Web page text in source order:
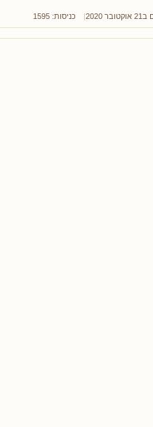
2020 כניסות: 1595